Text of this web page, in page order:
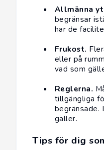
Allmänna
begränsar
har de
Frukost.
eller på
vad som
Reglerna.
tillgängliga
begränsade.
gäller.
Tips för dig